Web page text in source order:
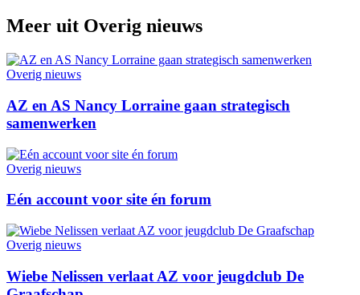
Meer uit Overig nieuws
Overig nieuws
AZ en AS Nancy Lorraine gaan strategisch
samenwerken
Overig nieuws
Eén account voor site én forum
Overig nieuws
Wiebe Nelissen verlaat AZ voor jeugdclub De